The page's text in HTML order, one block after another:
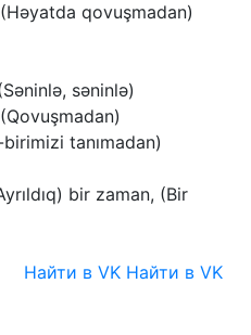
(Həyatda qovuşmadan)
səninlə)
(Qovuşmadan)
birimizi tanımadan)
bir zaman, (Bir
Найти в VK Найти в VK